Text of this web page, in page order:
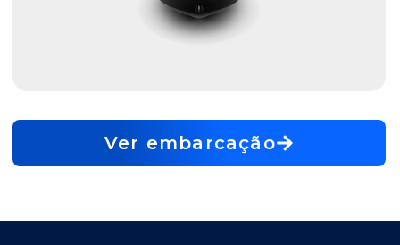
Ver embarcação